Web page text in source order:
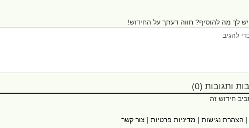
לך מה להוסיף? חווה דעתך על החידוש!
ותגובות (0)
חידוש זה
| הצהרת נגישות | מדיניות פרטיות | צור קשר